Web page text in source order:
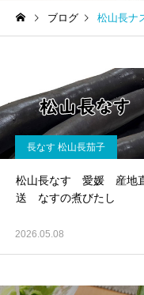
ブログ 松山長ナ
長なす 松山長茄子
松山長なす 愛媛 産地
送 なすの煮びたし
2026.05.08